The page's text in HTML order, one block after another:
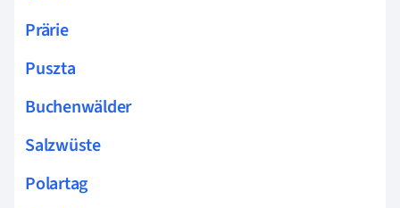
Prärie
Puszta
Buchenwälder
Salzwüste
Polartag